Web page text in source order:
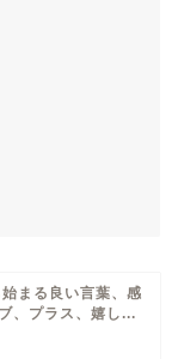
始まる良い言葉、感
、プラス、嬉し...